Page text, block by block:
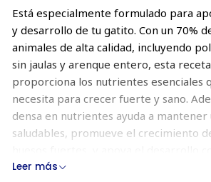
Está especialmente formulado para
y desarrollo de tu gatito. Con un 70%
animales de alta calidad, incluyendo
sin jaulas y arenque entero, esta
proporciona los nutrientes esenciales
necesita para crecer fuerte y sano.
densa en nutrientes ayuda a
saludables, promueve el crecimiento
Alimenta a tu gatito con una receta
Leer más